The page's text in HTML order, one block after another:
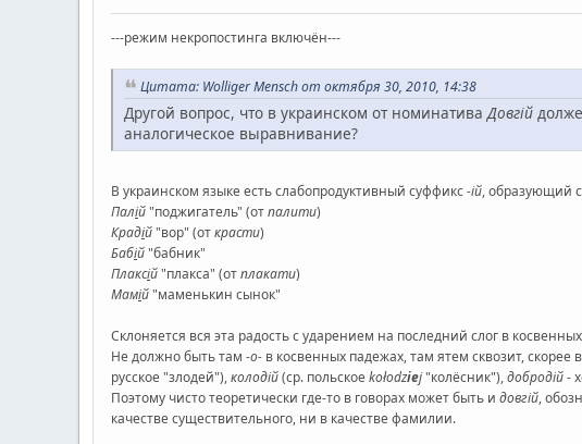
---режим некропостинга включён---
Цитата: Wolliger Mensch от октября 30, 2010, 14:38
Другой вопрос, что в украинском от номинативаДовгій
аналогическое выравнивание?
В украинском языке есть слабопродуктивный суффикс-ій, образующий
Палій"поджигатель" (отпалити)
Крадій"вор" (открасти)
Бабій"бабник"
Плаксій"плакса" (отплакати)
Мамій"маменькин сынок"
Склоняется вся эта радость с ударением на последний слог в
Не должно быть там -о- в косвенных падежах, там ятем сквозит,
русское "злодей"),колодій(ср. польское kołodziej"колёсник"),добродій-
Поэтому чисто теоретически где-то в говорах может быть и довгій,
качестве существительного, ни в качестве фамилии.